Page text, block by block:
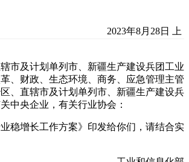
2023年8月28日 上
市及计划单列市、新疆生产建设兵团工业
、财政、生态环境、商务、应急管理主管
、直辖市及计划单列市、新疆生产建设兵
中央企业，有关行业协会：
稳增长工作方案》印发给你们，请结合实